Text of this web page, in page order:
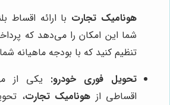
هونامیک تجارت
شما این امکان را می‌دهد که
تنظیم کنید که با بودجه ماهیانه
تحویل فوری خودرو: یکی از
اقساطی از هونامیک تجارت،